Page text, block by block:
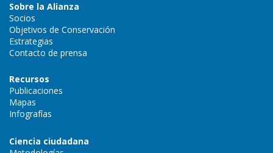
Sobre la Alianza
Socios
Objetivos de Conservación
Estrategias
Contacto de prensa
Recursos
Publicaciones
Mapas
Infografías
Ciencia ciudadana